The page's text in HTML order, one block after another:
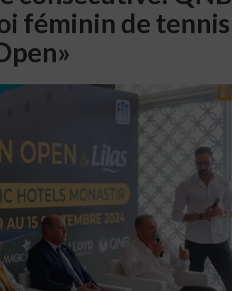
féminin de tennis